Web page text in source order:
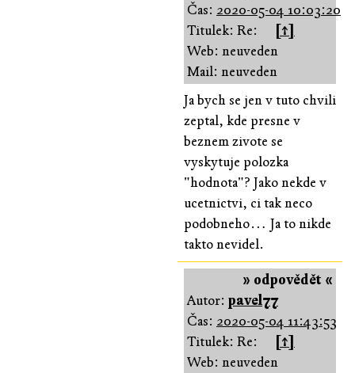
Čas: 2020-05-04 10:03:20
Titulek: Re:
[↑]
Web: neuveden
Mail: neuveden
Ja bych se jen v tuto chvili
zeptal, kde presne v
beznem zivote se
vyskytuje polozka
"hodnota"? Jako nekde v
ucetnictvi, ci tak neco
podobneho… Ja to nikde
takto nevidel.
» odpovědět «
Autor: pavel77
Čas: 2020-05-04 11:43:53
Titulek: Re:
[↑]
Web: neuveden